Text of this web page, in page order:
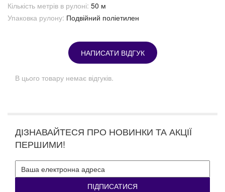
Кількість метрів в рулоні: 50 м
Упаковка рулону: Подвійний поліетилен
НАПИСАТИ ВІДГУК
В цього товару немає відгуків.
ДІЗНАВАЙТЕСЯ ПРО НОВИНКИ ТА АКЦІЇ
ПЕРШИМИ!
ПІДПИСАТИСЯ